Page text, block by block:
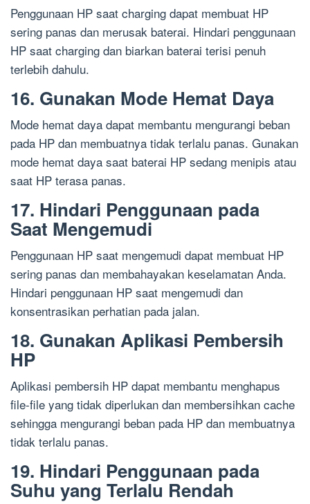
Penggunaan HP saat charging dapat membuat HP
sering panas dan merusak baterai. Hindari penggunaan
HP saat charging dan biarkan baterai terisi penuh
terlebih dahulu.
16. Gunakan Mode Hemat Daya
Mode hemat daya dapat membantu mengurangi beban
pada HP dan membuatnya tidak terlalu panas. Gunakan
mode hemat daya saat baterai HP sedang menipis atau
saat HP terasa panas.
17. Hindari Penggunaan pada
Saat Mengemudi
Penggunaan HP saat mengemudi dapat membuat HP
sering panas dan membahayakan keselamatan Anda.
Hindari penggunaan HP saat mengemudi dan
konsentrasikan perhatian pada jalan.
18. Gunakan Aplikasi Pembersih
HP
Aplikasi pembersih HP dapat membantu menghapus
file-file yang tidak diperlukan dan membersihkan cache
sehingga mengurangi beban pada HP dan membuatnya
tidak terlalu panas.
19. Hindari Penggunaan pada
Suhu yang Terlalu Rendah